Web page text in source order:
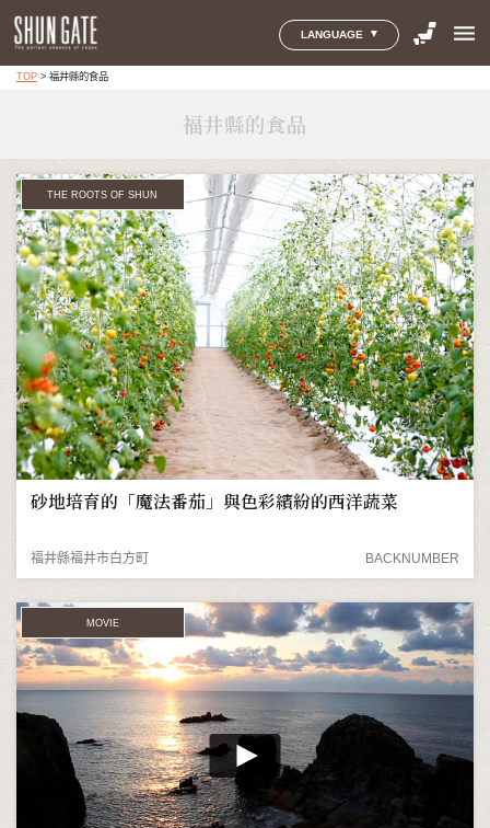
LANGUAGE menu
TOP> 福井縣的食品
福井縣的食品
THE ROOTS OF SHUN
砂地培育的「魔法番茄」與色彩繽紛的西洋蔬菜
福井縣福井市白方町 BACKNUMBER
MOVIE